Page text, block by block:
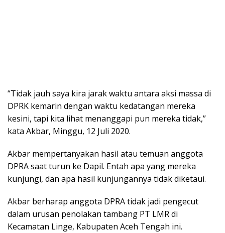
“Tidak jauh saya kira jarak waktu antara aksi massa di
DPRK kemarin dengan waktu kedatangan mereka
kesini, tapi kita lihat menanggapi pun mereka tidak,”
kata Akbar, Minggu, 12 Juli 2020.
Akbar mempertanyakan hasil atau temuan anggota
DPRA saat turun ke Dapil. Entah apa yang mereka
kunjungi, dan apa hasil kunjungannya tidak diketaui.
Akbar berharap anggota DPRA tidak jadi pengecut
dalam urusan penolakan tambang PT LMR di
Kecamatan Linge, Kabupaten Aceh Tengah ini.